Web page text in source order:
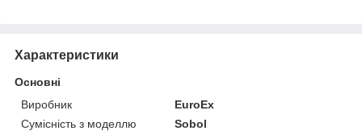
Характеристики
Основні
Виробник
EuroEx
Сумісність з моделлю
Sobol